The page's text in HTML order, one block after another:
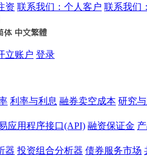
资 联系我们：个人客户 联系我们
立账户 登录
利率与利息 融券卖空成本 研究
应用程序接口(API) 融资保证金
器 投资组合分析器 债券服务市场